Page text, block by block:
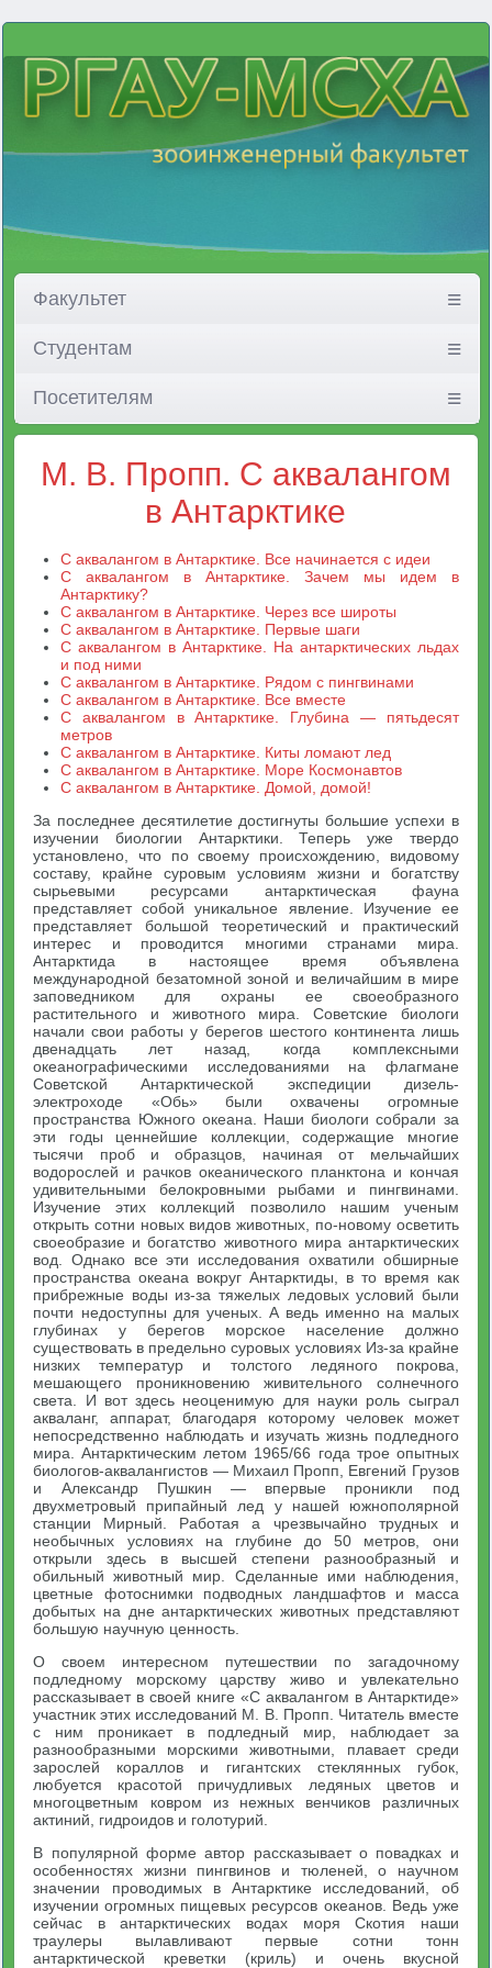
Факультет
Студентам
Посетителям
М. В. Пропп. С аквалангом
в Антарктике
С аквалангом в Антарктике. Все начинается с идеи
С аквалангом в Антарктике. Зачем мы идем в
Антарктику?
С аквалангом в Антарктике. Через все широты
С аквалангом в Антарктике. Первые шаги
С аквалангом в Антарктике. На антарктических льдах
и под ними
С аквалангом в Антарктике. Рядом с пингвинами
С аквалангом в Антарктике. Все вместе
С аквалангом в Антарктике. Глубина — пятьдесят
метров
С аквалангом в Антарктике. Киты ломают лед
С аквалангом в Антарктике. Море Космонавтов
С аквалангом в Антарктике. Домой, домой!
За последнее десятилетие достигнуты большие успехи в
изучении биологии Антарктики. Теперь уже твердо
установлено, что по своему происхождению, видовому
составу, крайне суровым условиям жизни и богатству
сырьевыми ресурсами антарктическая фауна
представляет собой уникальное явление. Изучение ее
представляет большой теоретический и практический
интерес и проводится многими странами мира.
Антарктида в настоящее время объявлена
международной безатомной зоной и величайшим в мире
заповедником для охраны ее своеобразного
растительного и животного мира. Советские биологи
начали свои работы у берегов шестого континента лишь
двенадцать лет назад, когда комплексными
океанографическими исследованиями на флагмане
Советской Антарктической экспедиции дизель-
электроходе «Обь» были охвачены огромные
пространства Южного океана. Наши биологи собрали за
эти годы ценнейшие коллекции, содержащие многие
тысячи проб и образцов, начиная от мельчайших
водорослей и рачков океанического планктона и кончая
удивительными белокровными рыбами и пингвинами.
Изучение этих коллекций позволило нашим ученым
открыть сотни новых видов животных, по-новому осветить
своеобразие и богатство животного мира антарктических
вод. Однако все эти исследования охватили обширные
пространства океана вокруг Антарктиды, в то время как
прибрежные воды из-за тяжелых ледовых условий были
почти недоступны для ученых. А ведь именно на малых
глубинах у берегов морское население должно
существовать в предельно суровых условиях Из-за крайне
низких температур и толстого ледяного покрова,
мешающего проникновению живительного солнечного
света. И вот здесь неоценимую для науки роль сыграл
акваланг, аппарат, благодаря которому человек может
непосредственно наблюдать и изучать жизнь подледного
мира. Антарктическим летом 1965/66 года трое опытных
биологов-аквалангистов — Михаил Пропп, Евгений Грузов
и Александр Пушкин — впервые проникли под
двухметровый припайный лед у нашей южнополярной
станции Мирный. Работая а чрезвычайно трудных и
необычных условиях на глубине до 50 метров, они
открыли здесь в высшей степени разнообразный и
обильный животный мир. Сделанные ими наблюдения,
цветные фотоснимки подводных ландшафтов и масса
добытых на дне антарктических животных представляют
большую научную ценность.
О своем интересном путешествии по загадочному
подледному морскому царству живо и увлекательно
рассказывает в своей книге «С аквалангом в Антарктиде»
участник этих исследований М. В. Пропп. Читатель вместе
с ним проникает в подледный мир, наблюдает за
разнообразными морскими животными, плавает среди
зарослей кораллов и гигантских стеклянных губок,
любуется красотой причудливых ледяных цветов и
многоцветным ковром из нежных венчиков различных
актиний, гидроидов и голотурий.
В популярной форме автор рассказывает о повадках и
особенностях жизни пингвинов и тюленей, о научном
значении проводимых в Антарктике исследований, об
изучении огромных пищевых ресурсов океанов. Ведь уже
сейчас в антарктических водах моря Скотия наши
траулеры вылавливают первые сотни тонн
антарктической креветки (криль) и очень вкусной